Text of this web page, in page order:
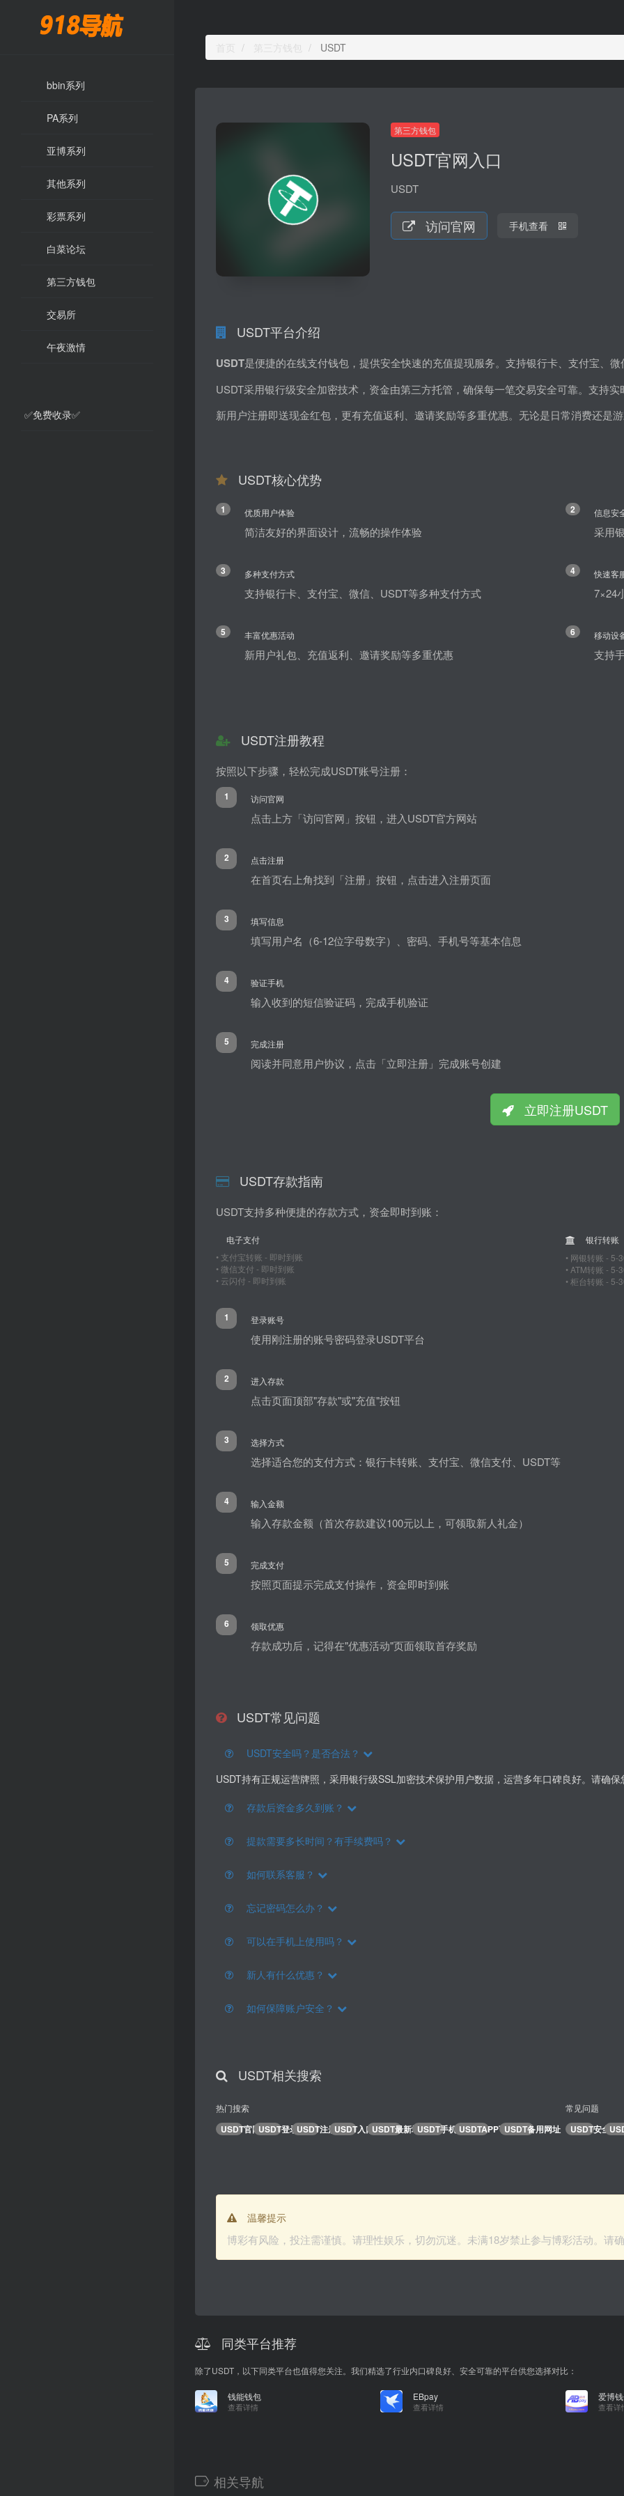
bbin系列
PA系列
亚博系列
其他系列
彩票系列
白菜论坛
第三方钱包
交易所
午夜激情
✅免费收录✅
第三方钱包 USDT
第三方钱包
USDT官网入口
USDT
访问官网 手机查看
USDT平台介绍
USDT是便捷的在线支付钱包，提供安全快速的充值提现服务。支持银行卡、支付宝、微
USDT采用银行级安全加密技术，资金由第三方托管，确保每一笔交易安全可靠。支持实
新用户注册即送现金红包，更有充值返利、邀请奖励等多重优惠。无论是日常消费还是
USDT核心优势
1 优质用户体验
简洁友好的界面设计，流畅的操作体验
2 信息安
采用
3 多种支付方式
支持银行卡、支付宝、微信、USDT等多种支付方式
4 快速客
7×24
5 丰富优惠活动
新用户礼包、充值返利、邀请奖励等多重优惠
6 移动设
支持
USDT注册教程
按照以下步骤，轻松完成USDT账号注册：
1 访问官网
点击上方「访问官网」按钮，进入USDT官方网站
2 点击注册
在首页右上角找到「注册」按钮，点击进入注册页面
3 填写信息
填写用户名（6-12位字母数字）、密码、手机号等基本信息
4 验证手机
输入收到的短信验证码，完成手机验证
5 完成注册
阅读并同意用户协议，点击「立即注册」完成账号创建
立即注册USDT
USDT存款指南
USDT支持多种便捷的存款方式，资金即时到账：
电子支付
• 支付宝转账 - 即时到账
• 微信支付 - 即时到账
• 云闪付 - 即时到账
银行转账
• 网银转账 - 5-
• ATM转账 - 5-
• 柜台转账 - 5-
1 登录账号
使用刚注册的账号密码登录USDT平台
2 进入存款
点击页面顶部"存款"或"充值"按钮
3 选择方式
选择适合您的支付方式：银行卡转账、支付宝、微信支付、USDT等
4 输入金额
输入存款金额（首次存款建议100元以上，可领取新人礼金）
5 完成支付
按照页面提示完成支付操作，资金即时到账
6 领取优惠
存款成功后，记得在"优惠活动"页面领取首存奖励
USDT常见问题
USDT安全吗？是否合法？
USDT持有正规运营牌照，采用银行级SSL加密技术保护用户数据，运营多年口碑良好。请确
存款后资金多久到账？
提款需要多长时间？有手续费吗？
如何联系客服？
忘记密码怎么办？
可以在手机上使用吗？
新人有什么优惠？
如何保障账户安全？
USDT相关搜索
热门搜索
USDT官网USDT登录USDT注册USDT入口USDT最新地址USDT手机版USDTAPP下载USDT备用网址
常见问题
USDT安全吗
温馨提示
博彩有风险，投注需谨慎。请理性娱乐，切勿沉迷。未满18岁禁止参与博彩活动。请
同类平台推荐
除了USDT，以下同类平台也值得您关注。我们精选了行业内口碑良好、安全可靠的平台供您选择对比：
钱能钱包
查看详情
EBpay
查看详情
爱博
查看详
相关导航